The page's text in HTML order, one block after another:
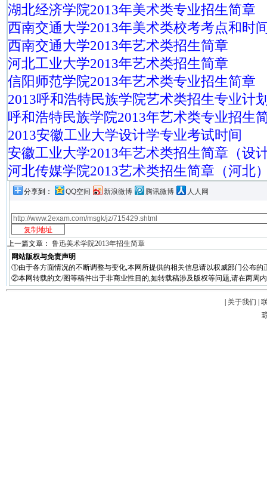
湖北经济学院2013年美术类专业招生简章
西南交通大学2013年美术类校考考点和时
西南交通大学2013年艺术类招生简章
河北工业大学2013年艺术类招生简章
信阳师范学院2013年艺术类专业招生简章
2013呼和浩特民族学院艺术类招生专业计
呼和浩特民族学院2013年艺术类专业招生
2013安徽工业大学设计学专业考试时间
安徽工业大学2013年艺术类招生简章（设
河北传媒学院2013艺术类招生简章（河北
分享到： QQ空间 新浪微博 腾讯微博 人人网
上一篇文章： 鲁迅美术学院2013年招生简章
网站版权与免责声明
①由于各方面情况的不断调整与变化,本网所提供的相关信息请以权威部门公布的
②本网转载的文/图等稿件出于非商业性目的,如转载稿涉及版权等问题,请在两周
关于我们